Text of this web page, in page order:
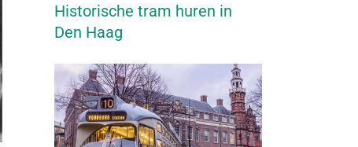
Historische tram huren in
Den Haag